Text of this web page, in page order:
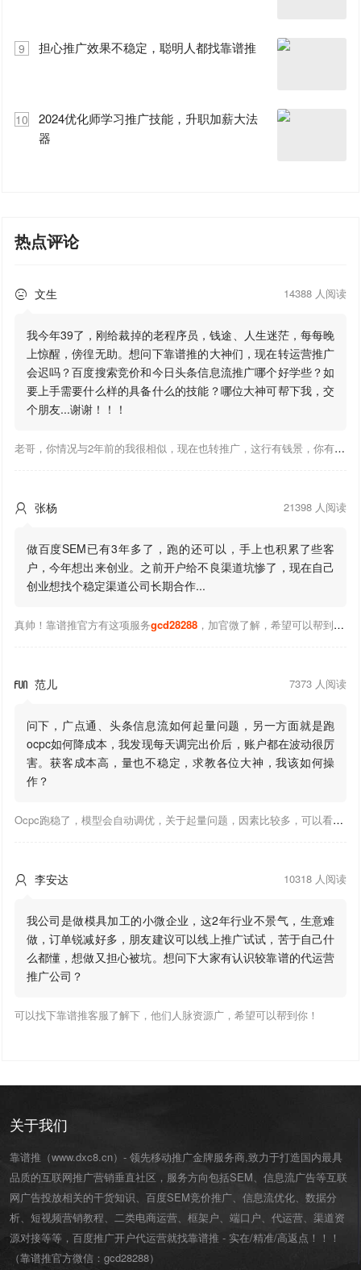
9 担心推广效果不稳定，聪明人都找靠谱推
10
2024优化师学习推广技能，升职加薪大法
器
热点评论
 文生 14388 人阅读
我今年39了，刚给裁掉的老程序员，钱途、人生迷茫，每每晚
上惊醒，傍徨无助。想问下靠谱推的大神们，现在转运营推广
会迟吗？百度搜索竞价和今日头条信息流推广哪个好学些？如
要上手需要什么样的具备什么的技能？哪位大神可帮下我，交
个朋友...谢谢！！！
老哥，你情况与2年前的我很相似，现在也转推广，这行有钱景，你有基础上手会比较快，不必担心。至于学竞价还是信息流哪个好，我是信息流广告入手，现在迷上靠谱推关注大神们的营销推广干货。有空你也可多泡下这站，真能学到不少东西；希望可以帮到你！
 张杨 21398 人阅读
做百度SEM已有3年多了，跑的还可以，手上也积累了些客
户，今年想出来创业。之前开户给不良渠道坑惨了，现在自己
创业想找个稳定渠道公司长期合作...
真帅！靠谱推官方有这项服务gcd28288，加官微了解，希望可以帮到你！
 范儿 7373 人阅读
问下，广点通、头条信息流如何起量问题，另一方面就是跑
ocpc如何降成本，我发现每天调完出价后，账户都在波动很厉
害。获客成本高，量也不稳定，求教各位大神，我该如何操
作？
Ocpc跑稳了，模型会自动调优，关于起量问题，因素比较多，可以看下靠谱推大神出的干货文章，都是经验总结，应该可以找到对应解决。
 李安达 10318 人阅读
我公司是做模具加工的小微企业，这2年行业不景气，生意难
做，订单锐减好多，朋友建议可以线上推广试试，苦于自己什
么都懂，想做又担心被坑。想问下大家有认识较靠谱的代运营
推广公司？
可以找下靠谱推客服了解下，他们人脉资源广，希望可以帮到你！
关于我们
靠谱推（www.dxc8.cn）- 领先移动推广金牌服务商,致力于打造国内最具
品质的互联网推广营销垂直社区，服务方向包括SEM、信息流广告等互联
网广告投放相关的干货知识、百度SEM竞价推广、信息流优化、数据分
析、短视频营销教程、二类电商运营、 框架户、 端口户、 代运营、渠道资
源对接等等，百度推广开户代运营就找靠谱推 - 实在/精准/高返点！！！
（靠谱推官方微信： gcd28288）